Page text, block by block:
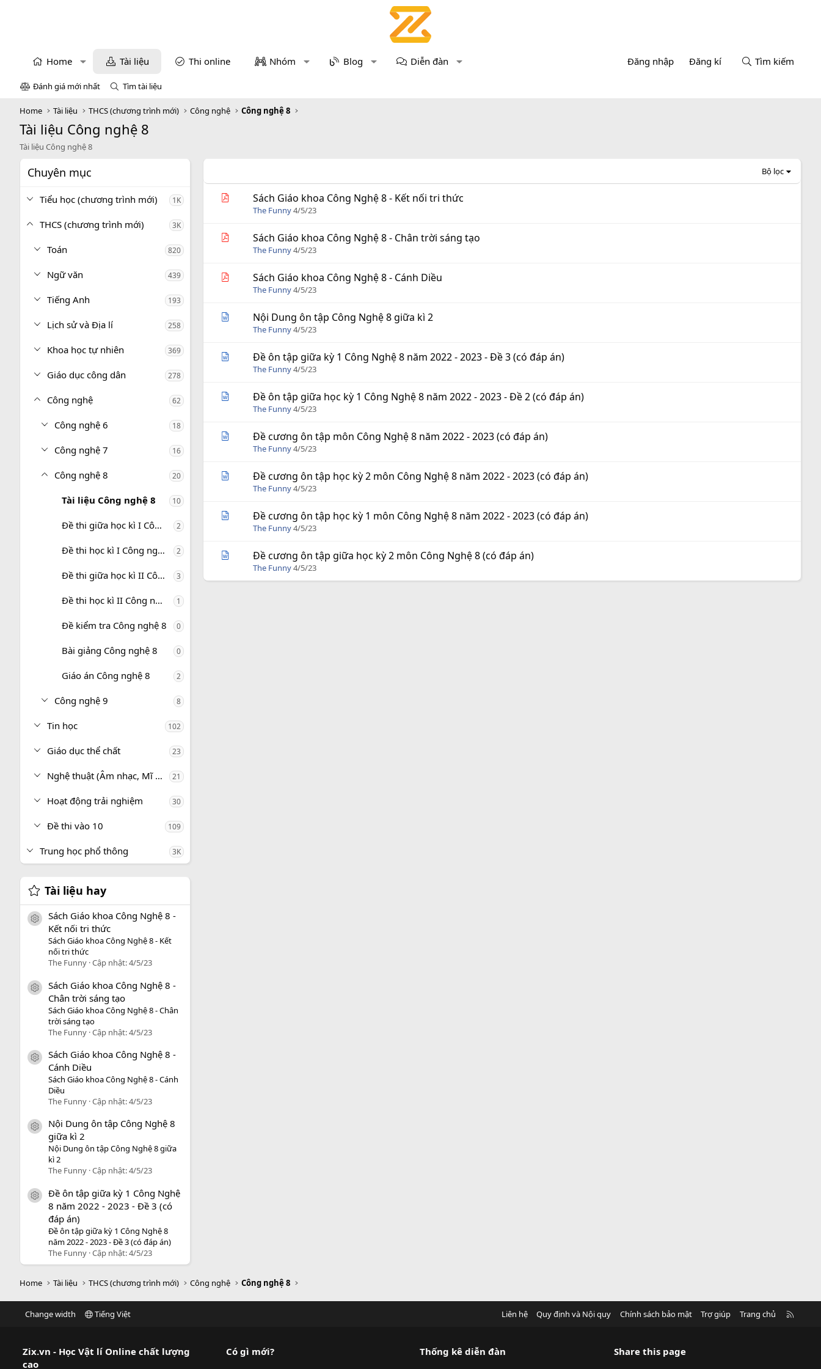
Home Tài liệu Thi online Nhóm Blog Diễn đàn Đăng nhập Đăng kí Tìm kiếm
Đánh giá mới nhất Tìm tài liệu
Home Tài liệu THCS (chương trình mới) Công nghệ Công nghệ 8
Tài liệu Công nghệ 8
Tài liệu Công nghệ 8
Chuyên mục
Tiểu học (chương trình mới) 1K
THCS (chương trình mới) 3K
Toán 820
Ngữ văn 439
Tiếng Anh 193
Lịch sử và Địa lí 258
Khoa học tự nhiên 369
Giáo dục công dân 278
Công nghệ 62
Công nghệ 6 18
Công nghệ 7 16
Công nghệ 8 20
Tài liệu Công nghệ 8 10
Đề thi giữa học kì I Công nghệ 8 2
Đề thi học kì I Công nghệ 8 2
Đề thi giữa học kì II Công nghệ 8 3
Đề thi học kì II Công nghệ 8 1
Đề kiểm tra Công nghệ 8 0
Bài giảng Công nghệ 8 0
Giáo án Công nghệ 8 2
Công nghệ 9 8
Tin học 102
Giáo dục thể chất 23
Nghệ thuật (Âm nhạc, Mĩ thuật) 21
Hoạt động trải nghiệm 30
Đề thi vào 10 109
Trung học phổ thông 3K
Tài liệu hay
icon tài liệu
Sách Giáo khoa Công Nghệ 8 -
Kết nối tri thức
Sách Giáo khoa Công Nghệ 8 - Kết
nối tri thức
The Funny Cập nhật:4/5/23
icon tài liệu
Sách Giáo khoa Công Nghệ 8 -
Chân trời sáng tạo
Sách Giáo khoa Công Nghệ 8 - Chân
trời sáng tạo
The Funny Cập nhật:4/5/23
icon tài liệu
Sách Giáo khoa Công Nghệ 8 -
Cánh Diều
Sách Giáo khoa Công Nghệ 8 - Cánh
Diều
The Funny Cập nhật:4/5/23
icon tài liệu
Nội Dung ôn tập Công Nghệ 8
giữa kì 2
Nội Dung ôn tập Công Nghệ 8 giữa
kì 2
The Funny Cập nhật:4/5/23
icon tài liệu
Đề ôn tập giữa kỳ 1 Công Nghệ
8 năm 2022 - 2023 - Đề 3 (có
đáp án)
Đề ôn tập giữa kỳ 1 Công Nghệ 8
năm 2022 - 2023 - Đề 3 (có đáp án)
The Funny Cập nhật:4/5/23
Bộ lọc
Sách Giáo khoa Công Nghệ 8 - Kết nối tri thức
The Funny4/5/23
Sách Giáo khoa Công Nghệ 8 - Chân trời sáng tạo
The Funny4/5/23
Sách Giáo khoa Công Nghệ 8 - Cánh Diều
The Funny4/5/23
Nội Dung ôn tập Công Nghệ 8 giữa kì 2
The Funny4/5/23
Đề ôn tập giữa kỳ 1 Công Nghệ 8 năm 2022 - 2023 - Đề 3 (có đáp án)
The Funny4/5/23
Đề ôn tập giữa học kỳ 1 Công Nghệ 8 năm 2022 - 2023 - Đề 2 (có đáp án)
The Funny4/5/23
Đề cương ôn tập môn Công Nghệ 8 năm 2022 - 2023 (có đáp án)
The Funny4/5/23
Đề cương ôn tập học kỳ 2 môn Công Nghệ 8 năm 2022 - 2023 (có đáp án)
The Funny4/5/23
Đề cương ôn tập học kỳ 1 môn Công Nghệ 8 năm 2022 - 2023 (có đáp án)
The Funny4/5/23
Đề cương ôn tập giữa học kỳ 2 môn Công Nghệ 8 (có đáp án)
The Funny4/5/23
Home Tài liệu THCS (chương trình mới) Công nghệ Công nghệ 8
Change width Tiếng Việt Liên hệ Quy định và Nội quy Chính sách bảo mật Trợ giúp Trang chủ
Zix.vn - Học Vật lí Online chất lượng
cao
Có gì mới? Thống kê diễn đàn Share this page